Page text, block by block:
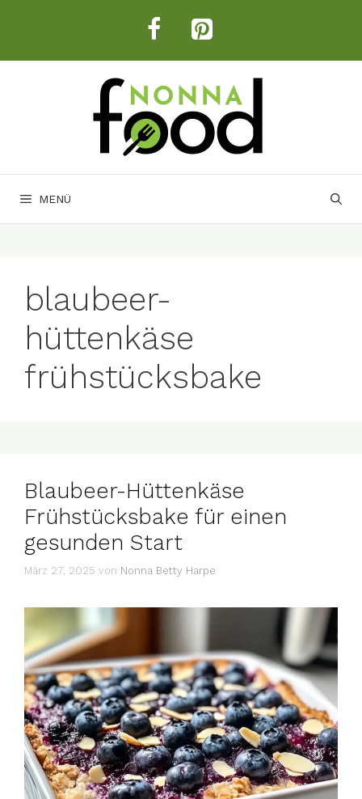
MENÜ
blaubeer-
hüttenkäse
frühstücksbake
Blaubeer-Hüttenkäse
Frühstücksbake für einen
gesunden Start
März 27, 2025 von Nonna Betty Harpe